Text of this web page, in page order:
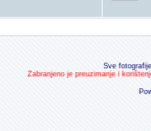
Sve
Zabranjeno je preuzimanje i